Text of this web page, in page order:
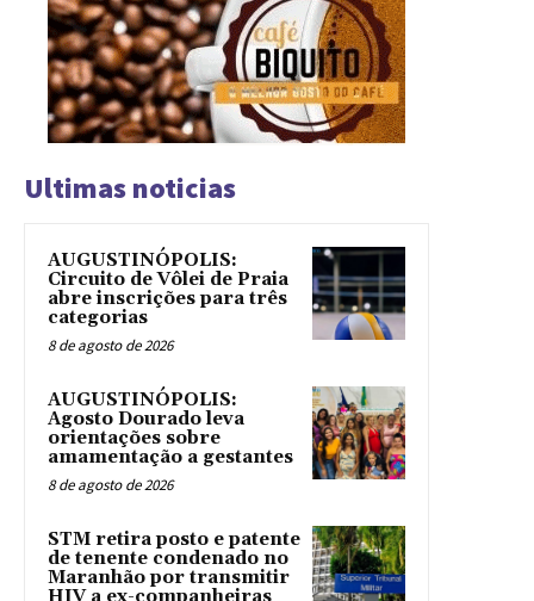
Ultimas noticias
AUGUSTINÓPOLIS:
Circuito de Vôlei de Praia
abre inscrições para três
categorias
8 de agosto de 2026
AUGUSTINÓPOLIS:
Agosto Dourado leva
orientações sobre
amamentação a gestantes
8 de agosto de 2026
STM retira posto e patente
de tenente condenado no
Maranhão por transmitir